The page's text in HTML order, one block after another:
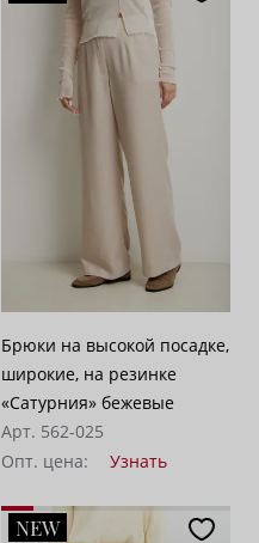
Брюки на высокой посадке,
широкие, на резинке
«Сатурния» бежевые
Арт. 562-025
Опт. цена:
Узнать
NEW